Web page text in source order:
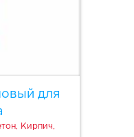
для
Кирпич,